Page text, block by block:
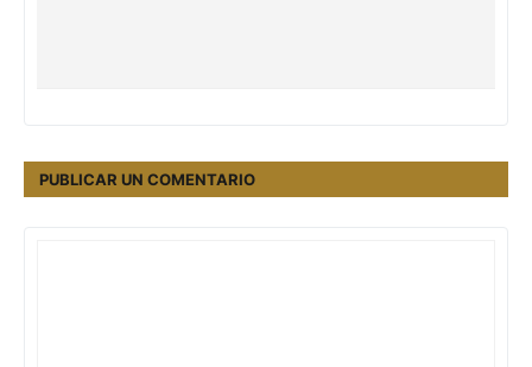
PUBLICAR UN COMENTARIO